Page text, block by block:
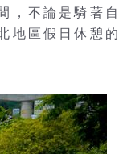
，不論是騎著自
地區假日休憩的